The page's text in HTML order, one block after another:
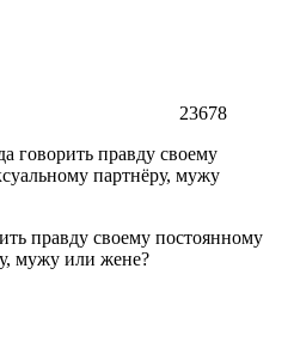
23678
правду своему постоянному
мужу или жене?